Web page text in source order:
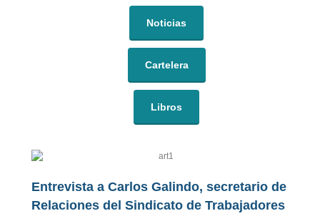
Noticias
Cartelera
Libros
Entrevista a Carlos Galindo, secretario de
Relaciones del Sindicato de Trabajadores